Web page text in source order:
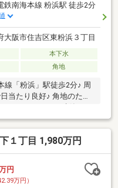
鉄南海本線 粉浜駅 徒歩2分
大阪市住吉区東粉浜３丁目
本下水
角地
線「粉浜」駅徒歩2分♪ 周
当たり良好♪ 角地のため
１丁目 1,980万円
円
万円）